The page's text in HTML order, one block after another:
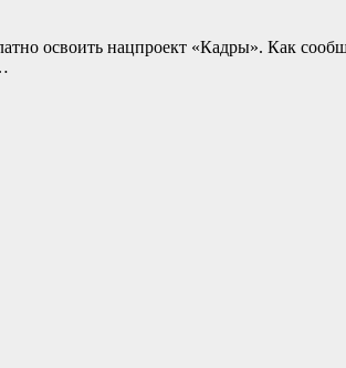
освоить нацпроект «Кадры». Как